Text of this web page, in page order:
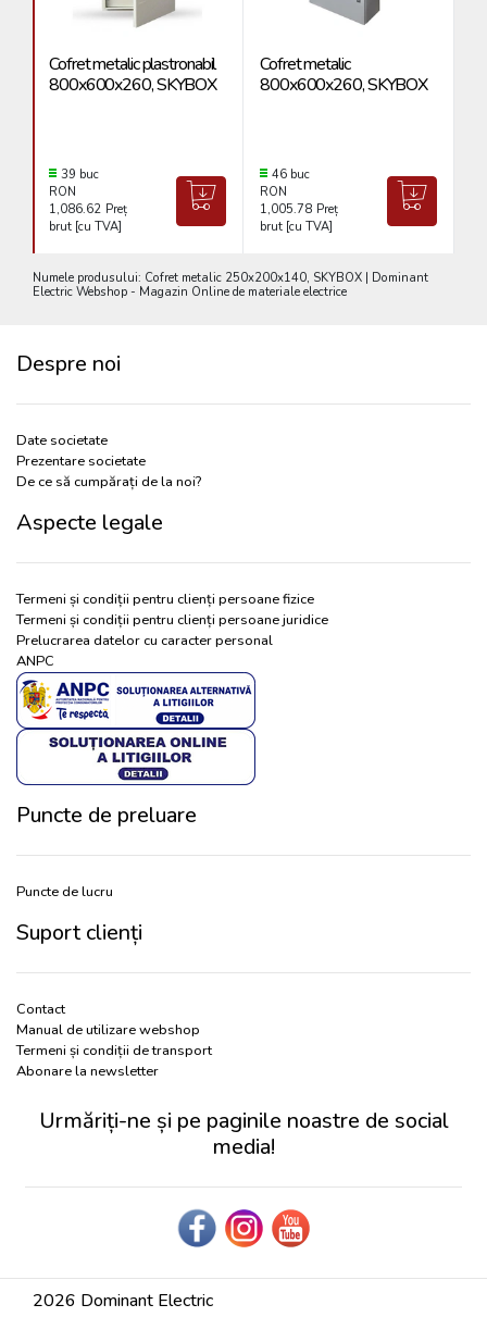
Cofret metalic plastronabil
800x600x260, SKYBOX
39 buc
RON
1,086.62 Preț
brut [cu TVA]
Cofret metalic
800x600x260, SKYBOX
46 buc
RON
1,005.78 Preț
brut [cu TVA]
Numele produsului: Cofret metalic 250x200x140, SKYBOX | Dominant
Electric Webshop - Magazin Online de materiale electrice
Despre noi
Date societate
Prezentare societate
De ce să cumpărați de la noi?
Aspecte legale
Termeni și condiții pentru clienți persoane fizice
Termeni și condiții pentru clienți persoane juridice
Prelucrarea datelor cu caracter personal
ANPC
Puncte de preluare
Puncte de lucru
Suport clienți
Contact
Manual de utilizare webshop
Termeni și condiții de transport
Abonare la newsletter
Urmăriți-ne și pe paginile noastre de social
media!
2026 Dominant Electric